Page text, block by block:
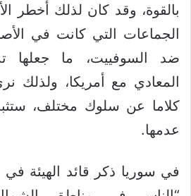
بالقوة، وقد كان لذلك أخطر
الجماعات التي كانت في
ضد السوفييت، ما جعلها
المعادي مع أمريكا، ولذلك
كلاما عن سلوك مختلف،
عدمها.
في سوريا ذكر قائد الهيئة في